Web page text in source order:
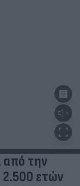
από την
2.500 ετών